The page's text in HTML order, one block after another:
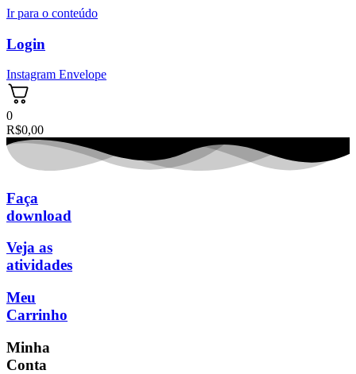
Ir para o conteúdo
Login
Instagram Envelope
0
R$0,00
Faça
download
Veja as
atividades
Meu
Carrinho
Minha
Conta